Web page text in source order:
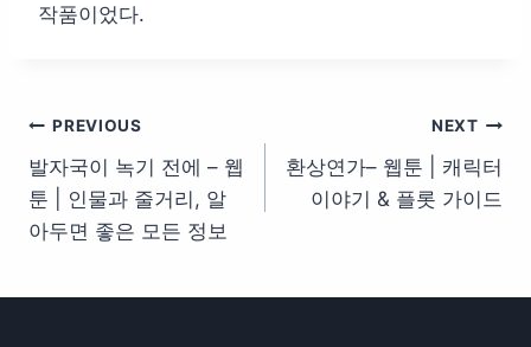
작품이었다.
글
탐
색
PREVIOUS
발자국이 녹기 전에 – 웹
툰 | 인물과 줄거리, 알
아두면 좋은 모든 정보
NEXT
환상연가– 웹툰 | 캐릭터
이야기 & 플롯 가이드